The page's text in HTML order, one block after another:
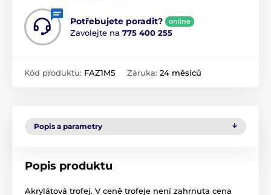
Potřebujete poradit? online
Zavolejte na 775 400 255
Kód produktu: FAZ1M5 Záruka: 24 měsíců
Popis a parametry
Popis produktu
Akrylátová trofej. V ceně trofeje není zahrnuta cena